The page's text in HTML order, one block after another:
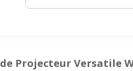
de Projecteur Versatile